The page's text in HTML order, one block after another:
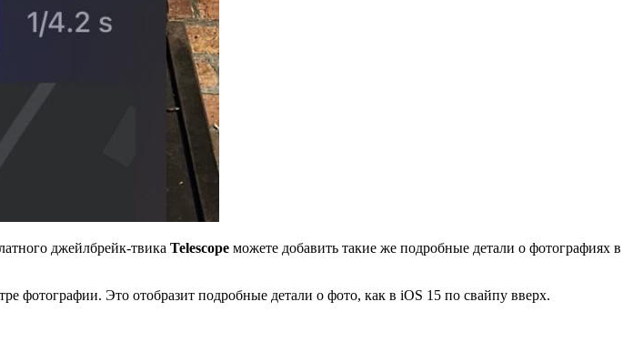
джейлбрейк-твика Telescope можете добавить такие же подробные детали о фотографиях в
фотографии. Это отобразит подробные детали о фото, как в iOS 15 по свайпу вверх.